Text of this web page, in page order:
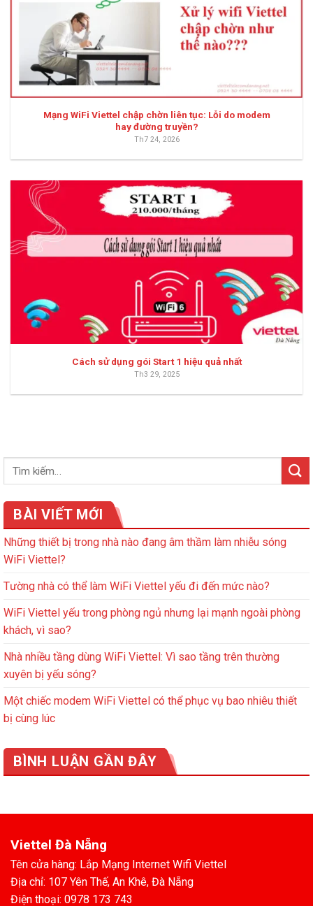
Mạng WiFi Viettel chập chờn liên tục: Lỗi do modem
hay đường truyền?
Th7 24, 2026
Cách sử dụng gói Start 1 hiệu quả nhất
Th3 29, 2025
BÀI VIẾT MỚI
Những thiết bị trong nhà nào đang âm thầm làm nhiễu sóng
WiFi Viettel?
Tường nhà có thể làm WiFi Viettel yếu đi đến mức nào?
WiFi Viettel yếu trong phòng ngủ nhưng lại mạnh ngoài phòng
khách, vì sao?
Nhà nhiều tầng dùng WiFi Viettel: Vì sao tầng trên thường
xuyên bị yếu sóng?
Một chiếc modem WiFi Viettel có thể phục vụ bao nhiêu thiết
bị cùng lúc
BÌNH LUẬN GẦN ĐÂY
Viettel Đà Nẵng
Tên cửa hàng: Lắp Mạng Internet Wifi Viettel
Địa chỉ: 107 Yên Thế, An Khê, Đà Nẵng
Điện thoại: 0978 173 743